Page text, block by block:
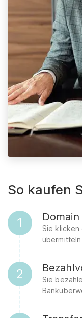
So kaufen
1
Sie klicken
2
Sie